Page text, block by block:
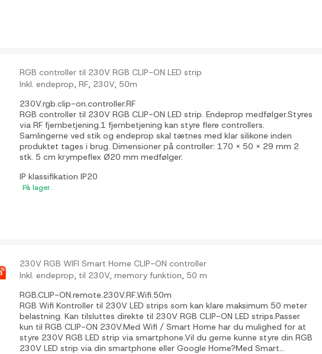
RGB controller til 230V RGB CLIP-ON LED strip
Inkl. endeprop, RF, 230V, 50m
230V.rgb.clip-on.controller.RF
RGB controller til 230V RGB CLIP-ON LED strip. Endeprop medfølger.Styres
via RF fjernbetjening.1 fjernbetjening kan styre flere controllers.
Samlingerne ved stik og endeprop skal tætnes med klar silikone inden
produktet tages i brug. Dimensioner på controller: 170 x 50 x 29 mm 2
stk. 5 cm krympeflex Ø20 mm medfølger.
IP klassifikationIP20
På lager.
230V RGB WIFI Smart Home CLIP-ON controller
Inkl. endeprop, til 230V, memory funktion, 50 m
RGB.CLIP-ON.remote.230V.RF.Wifi.50m
RGB Wifi Kontroller til 230V LED strips som kan klare maksimum 50 meter
belastning. Kan tilsluttes direkte til 230V RGB CLIP-ON LED strips.Passer
kun til RGB CLIP-ON 230V.Med Wifi / Smart Home har du mulighed for at
styre 230V RGB LED strip via smartphone.Vil du gerne kunne styre din RGB
230V LED strip via din smartphone eller Google Home?Med Smart...